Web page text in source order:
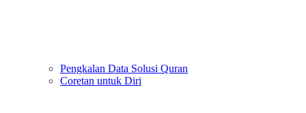
Pengkalan Data Solusi Quran
Coretan untuk Diri